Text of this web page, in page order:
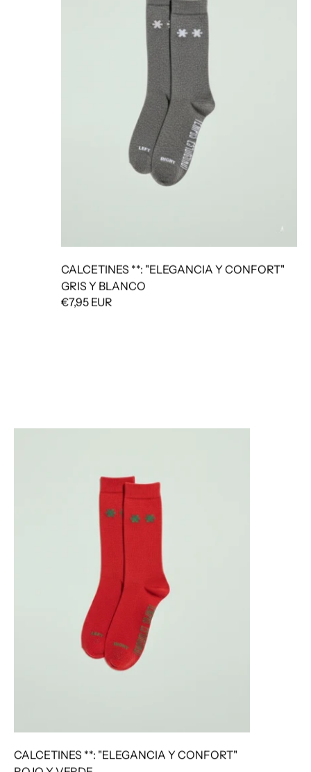
CALCETINES **: "ELEGANCIA Y CONFORT"
GRIS Y BLANCO
€7,95 EUR
CALCETINES **: "ELEGANCIA Y CONFORT"